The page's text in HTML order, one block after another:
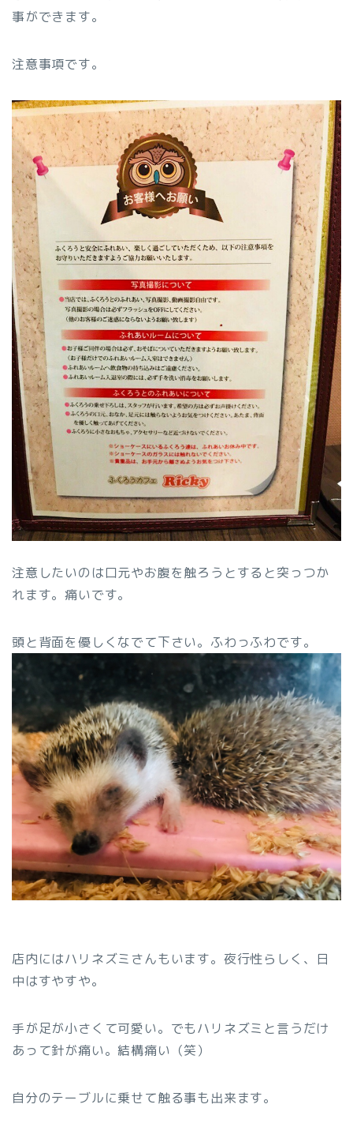
事ができます。
注意事項です。
注意したいのは口元やお腹を触ろうとすると突っつか
れます。痛いです。
頭と背面を優しくなでて下さい。ふわっふわです。
店内にはハリネズミさんもいます。夜行性らしく、日
中はすやすや。
手が足が小さくて可愛い。でもハリネズミと言うだけ
あって針が痛い。結構痛い（笑）
自分のテーブルに乗せて触る事も出来ます。